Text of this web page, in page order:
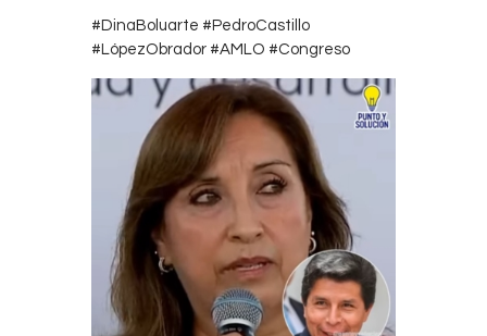
#DinaBoluarte #PedroCastillo
#LópezObrador #AMLO #Congreso